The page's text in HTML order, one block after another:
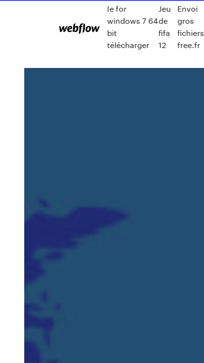
Ie for
windows 7 64
bit
télécharger
Jeu
de
fifa
12
Envoi
gros
fichiers
free.fr